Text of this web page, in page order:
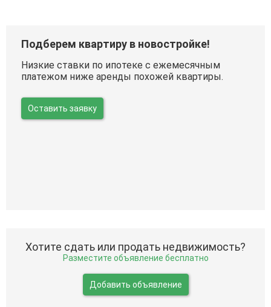
Подберем квартиру в новостройке!
Низкие ставки по ипотеке с ежемесячным
платежом ниже аренды похожей квартиры.
Оставить заявку
Хотите сдать или продать недвижимость?
Разместите объявление бесплатно
Добавить объявление